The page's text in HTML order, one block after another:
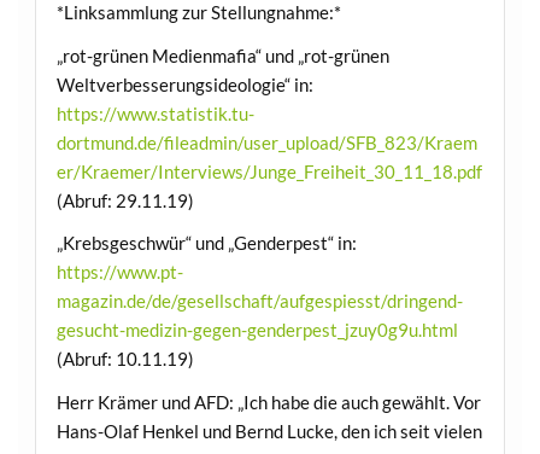
*Linksammlung zur Stellungnahme:*
„rot-grünen Medienmafia“ und „rot-grünen
Weltverbesserungsideologie“ in:
https://www.statistik.tu-
dortmund.de/fileadmin/user_upload/SFB_823/Kraem
er/Kraemer/Interviews/Junge_Freiheit_30_11_18.pdf
(Abruf: 29.11.19)
„Krebsgeschwür“ und „Genderpest“ in:
https://www.pt-
magazin.de/de/gesellschaft/aufgespiesst/dringend-
gesucht-medizin-gegen-genderpest_jzuy0g9u.html
(Abruf: 10.11.19)
Herr Krämer und AFD: „Ich habe die auch gewählt. Vor
Hans-Olaf Henkel und Bernd Lucke, den ich seit vielen